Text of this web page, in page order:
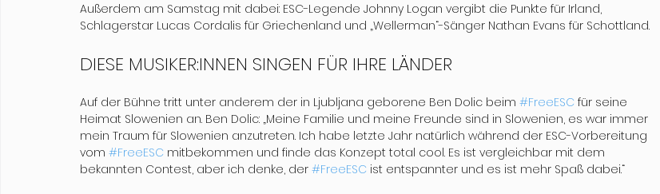
Außerdem am Samstag mit dabei: ESC-Legende Johnny Logan vergibt die Punkte für Irland,
Schlagerstar Lucas Cordalis für Griechenland und „Wellerman“-Sänger Nathan Evans für Schottland.
DIESE MUSIKER:INNEN SINGEN FÜR IHRE LÄNDER
Auf der Bühne tritt unter anderem der in Ljubljana geborene Ben Dolic beim #FreeESC für seine
Heimat Slowenien an. Ben Dolic: „Meine Familie und meine Freunde sind in Slowenien, es war immer
mein Traum für Slowenien anzutreten. Ich habe letzte Jahr natürlich während der ESC-Vorbereitung
vom #FreeESC mitbekommen und finde das Konzept total cool. Es ist vergleichbar mit dem
bekannten Contest, aber ich denke, der #FreeESC ist entspannter und es ist mehr Spaß dabei.“